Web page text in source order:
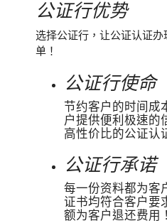
公证行优势
选择公证行，让公证认证
单！
公证行使命
节约客户的时间成
户提供便利极速的
高性价比的公证认
公证行承诺
每一份资料都为客
证书均符合客户要
额为客户退还费用！